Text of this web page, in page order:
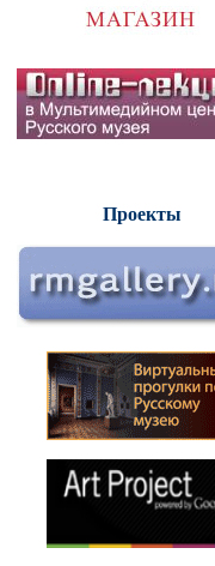
Проекты